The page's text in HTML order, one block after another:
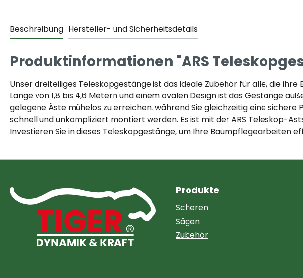
Beschreibung Hersteller- und Sicherheitsdetails
Produktinformationen "ARS
Unser dreiteiliges Teleskopgestänge ist das ideale Zubehör für alle, die
Länge von 1,8 bis 4,6 Metern und einem ovalen Design ist das Gestänge
gelegene Äste mühelos zu erreichen, während Sie gleichzeitig eine
schnell und unkompliziert montiert werden. Es ist mit der ARS Teleskop-
Investieren Sie in dieses Teleskopgestänge, um Ihre Baumpflegearbeiten
Produkte
Scheren
Sägen
Zubehör